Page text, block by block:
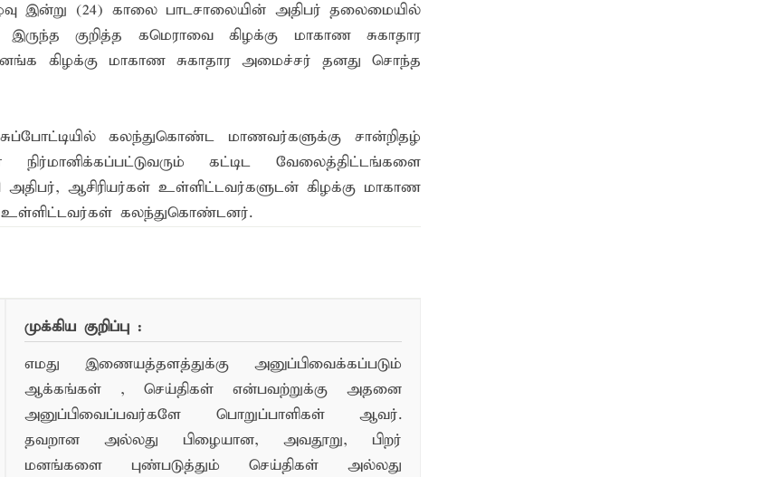
இன்று (24) காலை பாடசாலையின் அதிபர் தலைமையில்
குறித்த கமெராவை கிழக்கு மாகாண சுகாதார
கிழக்கு மாகாண சுகாதார அமைச்சர் தனது சொந்த
கலந்துகொண்ட மாணவர்களுக்கு சான்றிதழ்
கட்டிட வேலைத்திட்டங்களை
அதிபர், ஆசிரியர்கள் உள்ளிட்டவர்களுடன் கிழக்கு மாகாண
உள்ளிட்டவர்கள் கலந்துகொண்டனர்.
முக்கிய குறிப்பு :
எமது இணையத்தளத்துக்கு அனுப்பிவைக்கப்படும்
ஆக்கங்கள் , செய்திகள் என்பவற்றுக்கு அதனை
அனுப்பிவைப்பவர்களே பொறுப்பாளிகள் ஆவர்.
தவறான அல்லது பிழையான, அவதூறு, பிறர்
மனங்களை புண்படுத்தும் செய்திகள் அல்லது